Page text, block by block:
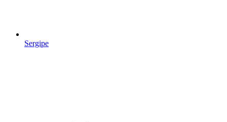
Sergipe